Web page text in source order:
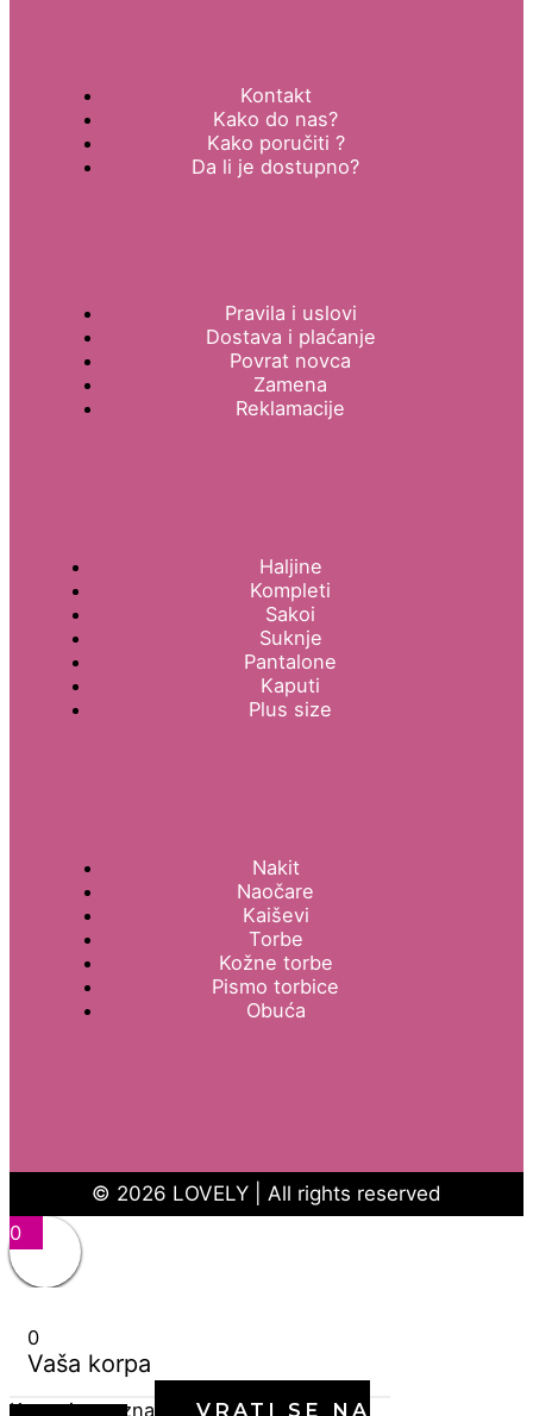
Kontakt
Kako do nas?
Kako poručiti ?
Da li je dostupno?
Pravila i uslovi
Dostava i plaćanje
Povrat novca
Zamena
Reklamacije
Haljine
Kompleti
Sakoi
Suknje
Pantalone
Kaputi
Plus size
Nakit
Naočare
Kaiševi
Torbe
Kožne torbe
Pismo torbice
Obuća
© 2026 LOVELY | All rights reserved
0
0
Vaša korpa
Korpa je prazna VRATI SE NA